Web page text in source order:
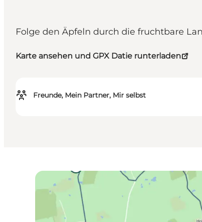
Folge den Äpfeln durch die fruchtbare
Karte ansehen und GPX Datie runterladen
Freunde, Mein Partner, Mir selbst